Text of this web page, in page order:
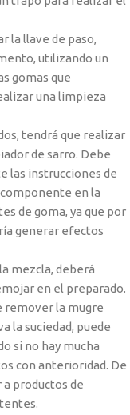
la llave de paso,
utilizando un
gomas que
una limpieza
tendrá que realizar
de sarro. Debe
las instrucciones de
componente en la
de goma, ya que por
generar efectos
mezcla, deberá
en el preparado.
remover la mugre
la suciedad, puede
si no hay mucha
con anterioridad. De
productos de